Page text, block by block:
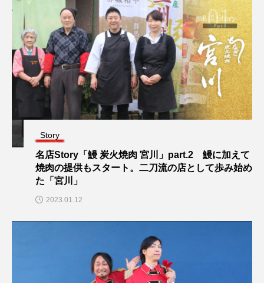
Story
名店Story「鰻 炭火焼肉 宮川」part.2 鰻に加えて
焼肉の提供もスタート。二刀流の店として歩み始め
た「宮川」
2023.01.12